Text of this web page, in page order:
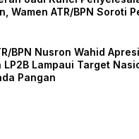
Wamen ATR/BPN Soroti
BPN Nusron Wahid
LP2B Lampaui Target
Pangan